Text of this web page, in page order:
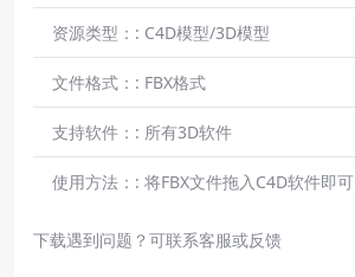
资源类型：: C4D模型/3D模型
文件格式：: FBX格式
支持软件：: 所有3D软件
使用方法：: 将FBX文件拖入C4D软件即可
下载遇到问题？可联系客服或反馈